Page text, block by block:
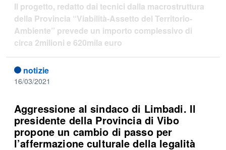
Il progetto, redatto dai tecnici dalla macrostruttura
della Provincia “Viabilità-Assetto del Territorio-
Ambiente” prevede un importo complessivo di
circa 2milioni e 620mila euro
notizie
16/03/2021
Aggressione al sindaco di Limbadi. Il
presidente della Provincia di Vibo
propone un cambio di passo per
l’affermazione culturale della legalità